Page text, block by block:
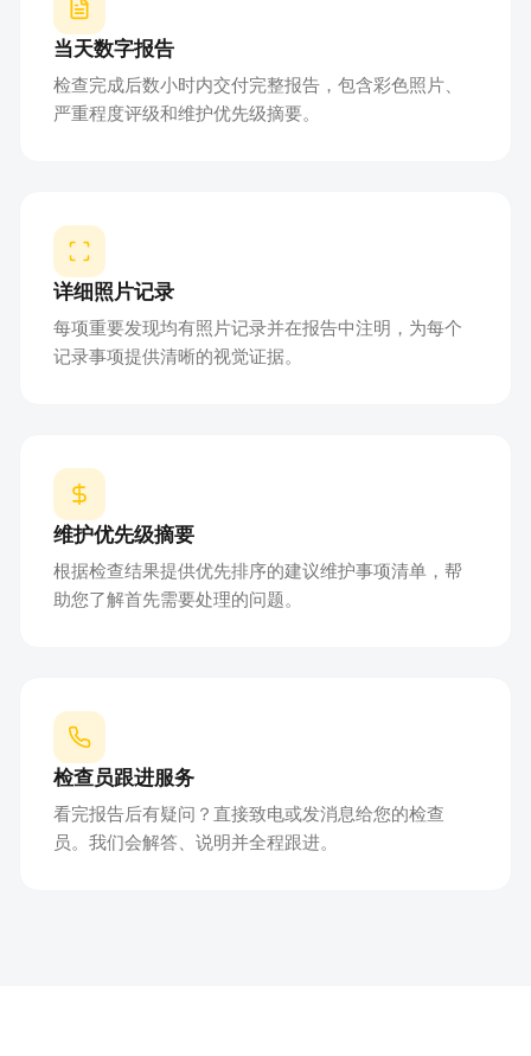
当天数字报告
检查完成后数小时内交付完整报告，包含彩色照片、
严重程度评级和维护优先级摘要。
详细照片记录
每项重要发现均有照片记录并在报告中注明，为每个
记录事项提供清晰的视觉证据。
维护优先级摘要
根据检查结果提供优先排序的建议维护事项清单，帮
助您了解首先需要处理的问题。
检查员跟进服务
看完报告后有疑问？直接致电或发消息给您的检查
员。我们会解答、说明并全程跟进。